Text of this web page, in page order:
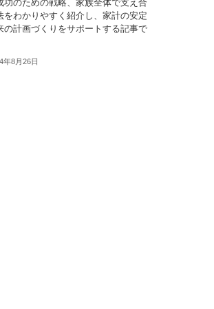
功のための戦略、家族全体で支え合
をわかりやすく紹介し、家計の安定
の計画づくりをサポートする記事で
年8月26日